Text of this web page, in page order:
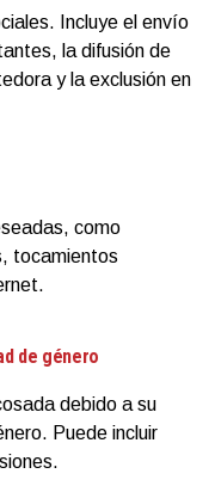
Incluye el envío
la difusión de
y la exclusión en
como
tocamientos
de género
debido a su
Puede incluir